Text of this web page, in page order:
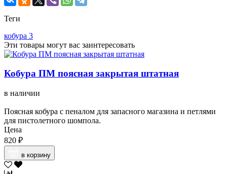
Теги
кобура 3
Эти товары могут вас заинтересовать
Кобура ПМ поясная закрытая штатная
в наличии
Поясная кобура с пеналом для запасного магазина и петлями
для пистолетного шомпола.
Цена
820 ₽
в корзину